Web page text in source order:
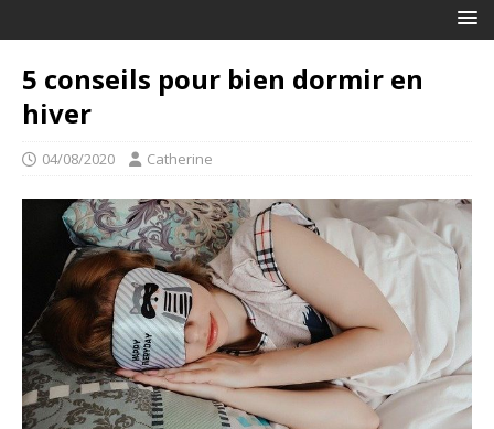
5 conseils pour bien dormir en
hiver
04/08/2020 Catherine